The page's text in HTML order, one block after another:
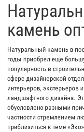
камень
Натуральный камень в
годы приобрел еще
популярность в
сфере дизайнерской
интерьеров, экстерьеров и
ландшафтного дизайна.
обусловлено разными
частности стремлением
приблизиться к теме